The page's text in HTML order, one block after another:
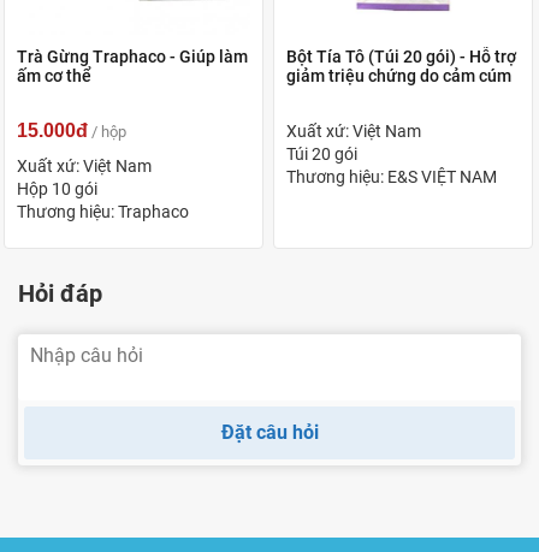
Trà Gừng Traphaco - Giúp làm
ấm cơ thể
15.000đ / hộp
Xuất xứ: Việt Nam
Hộp 10 gói
Thương hiệu: Traphaco
Bột Tía Tô (Túi 20 gói) - Hỗ trợ
giảm triệu chứng do cảm cúm
Xuất xứ: Việt Nam
Túi 20 gói
Thương hiệu: E&S VIỆT NAM
Hỏi đáp
Đặt câu hỏi